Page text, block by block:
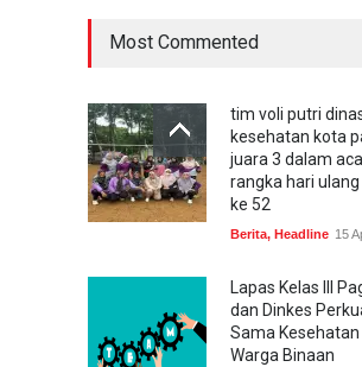
Berita
Most Commented
tim voli putri
kesehatan kota
juara 3 dalam
rangka hari
ke 52
Berita, Headline 15
Lapas Kelas III
dan Dinkes
Sama Kesehatan
Warga Binaan